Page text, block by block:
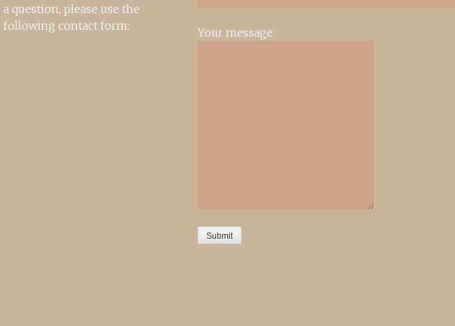
a question, please use the
following contact form:
Your message